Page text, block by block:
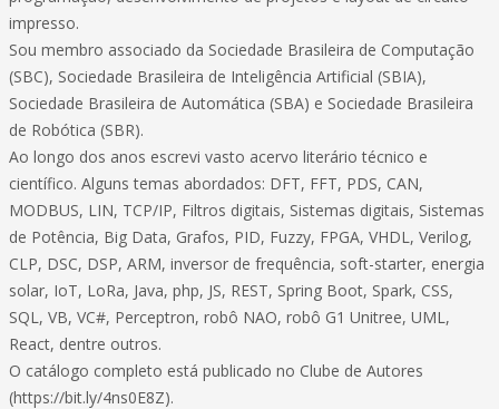
impresso.
Sou membro associado da Sociedade Brasileira de Computação
(SBC), Sociedade Brasileira de Inteligência Artificial (SBIA),
Sociedade Brasileira de Automática (SBA) e Sociedade Brasileira
de Robótica (SBR).
Ao longo dos anos escrevi vasto acervo literário técnico e
científico. Alguns temas abordados: DFT, FFT, PDS, CAN,
MODBUS, LIN, TCP/IP, Filtros digitais, Sistemas digitais, Sistemas
de Potência, Big Data, Grafos, PID, Fuzzy, FPGA, VHDL, Verilog,
CLP, DSC, DSP, ARM, inversor de frequência, soft-starter, energia
solar, IoT, LoRa, Java, php, JS, REST, Spring Boot, Spark, CSS,
SQL, VB, VC#, Perceptron, robô NAO, robô G1 Unitree, UML,
React, dentre outros.
O catálogo completo está publicado no Clube de Autores
(https://bit.ly/4ns0E8Z).